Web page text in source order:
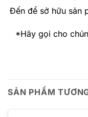
Đến để sở hữu sản
*Hãy gọi cho
SẢN PHẨM